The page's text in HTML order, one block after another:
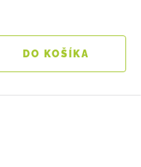
DO KOŠÍKA